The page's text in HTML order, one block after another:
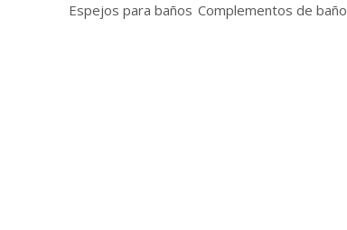
Espejos para baños Complementos de baño